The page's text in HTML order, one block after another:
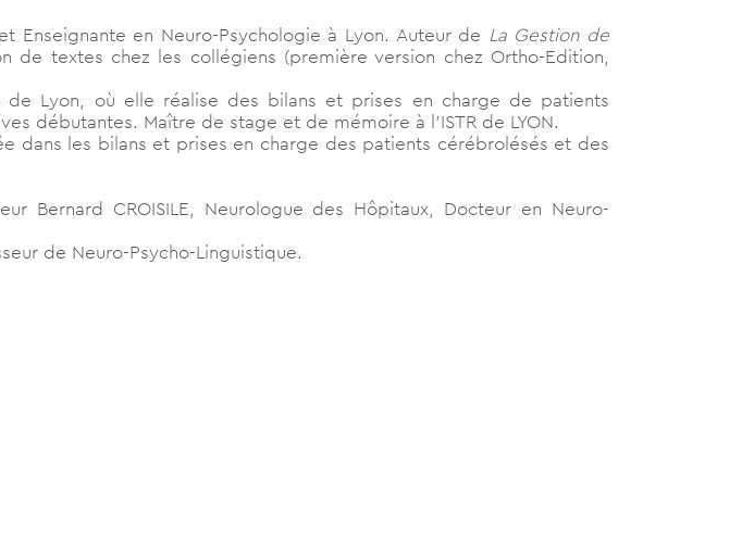
Enseignante en Neuro-Psychologie à Lyon. Auteur de La Gestion de
de textes chez les collégiens (première version chez Ortho-Edition,
de Lyon, où elle réalise des bilans et prises en charge de patients
débutantes. Maître de stage et de mémoire à l’ISTR de LYON.
dans les bilans et prises en charge des patients cérébrolésés et des
Bernard CROISILE, Neurologue des Hôpitaux, Docteur en Neuro-
de Neuro-Psycho-Linguistique.